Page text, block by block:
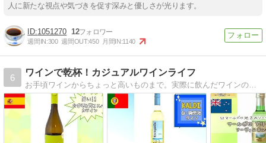
人に新たな視点や気づきを促す深みと優しさが光ります。
1051270 12
週間IN:300 週間OUT:450 月間IN:1140
6
ワインで乾杯！カジュアルワインライフ
お手頃ワインからちょっと高いものまで。実際に飲んだワインのレビューとワインに合う料理＆おつまみを紹介。大好きなカルディファームの商品も載せます♪◆好きなテイスト◆カリフォルニア・リオハ